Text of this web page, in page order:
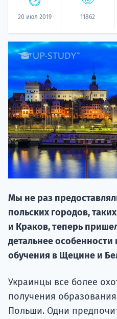
20 июл 2019 11862
Мы не раз
польских городов,
и Краков, теперь
детальнее
обучения в Щецине и
Украинцы все более
получения
Польши. Одни